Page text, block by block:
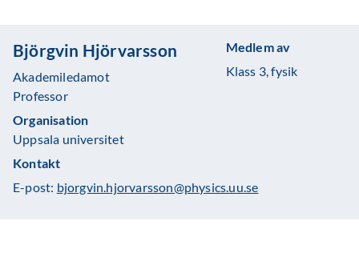
Björgvin Hjörvarsson
Akademiledamot
Professor
Organisation
Uppsala universitet
Medlem av
Klass 3, fysik
Kontakt
E-post: bjorgvin.hjorvarsson@physics.uu.se